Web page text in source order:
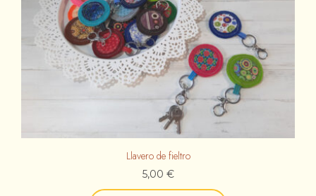
Llavero de fieltro
5,00 €